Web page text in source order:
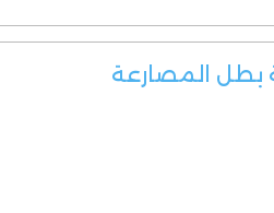
المصارعة